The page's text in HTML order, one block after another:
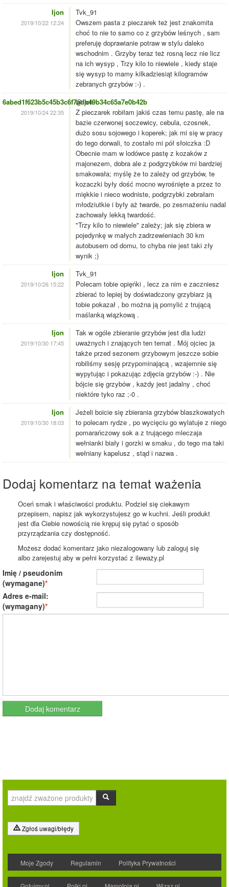
Ijon
2019/10/22 12:24
Tvk_91
Owszem pasta z pieczarek też jest znakomita
choć to nie to samo co z grzybów leśnych , sam
preferuję doprawianie potraw w stylu daleko
wschodnim . Grzyby teraz też rosną lecz nie licz
na ich wysyp , Trzy kilo to niewiele , kiedy staje
się wysyp to mamy kilkadziesiąt kilogramów
zebranych grzybów :-) .
6abed1f623b5c45b3c6f7adb49b34c65a7e0b42b
2019/10/24 22:35
@Ijon
Z pieczarek robiłam jakiś czas temu pastę, ale na
bazie czerwonej soczewicy, cebula, czosnek,
dużo sosu sojowego i koperek; jak mi się w pracy
do tego dorwali, to zostało mi pół słoiczka :D
Obecnie mam w lodówce pastę z kozaków z
majonezem, dobra ale z podgrzybków mi bardziej
smakowała; myślę że to zależy od grzybów, te
kozaczki były dość mocno wyrośnięte a przez to
miękkie i nieco wodniste, podgrzybki zebrałam
młodziutkie i były aż twarde, po zesmażeniu nadal
zachowały lekką twardość.
"Trzy kilo to niewiele" zależy; jak się zbiera w
pojedynkę w małych zadrzewieniach 30 km
autobusem od domu, to chyba nie jest taki zły
wynik ;)
Ijon
2019/10/26 15:22
Tvk_91
Polecam tobie opięńki , lecz za nim e zaczniesz
zbierać to lepiej by doświadczony grzybiarz ją
tobie pokazał , bo można ją pomylić z trującą
maślanką wiązkową .
Ijon
2019/10/30 17:45
Tak w ogóle zbieranie grzybów jest dla ludzi
uważnych i znających ten temat . Mój ojciec ja
także przed sezonem grzybowym jeszcze sobie
robiliśmy sesję przypominającą , wzajemnie się
wypytując i pokazując zdjęcia grzybów :-) . Nie
bójcie się grzybów , każdy jest jadalny , choć
niektóre tyko raz ;-0 .
Ijon
2019/10/30 18:03
Jeżeli boicie się zbierania grzybów blaszkowatych
to polecam rydze , po wycięciu go wylatuje z niego
pomarańczowy sok a z trującego mleczaja
wełnianki biały i gorzki w smaku , do tego ma taki
wełniany kapelusz , stąd i nazwa .
Dodaj komentarz na temat ważenia
Oceń smak i właściwości produktu. Podziel się ciekawym
przepisem, napisz jak wykorzystujesz go w kuchni. Jeśli produkt
jest dla Ciebie nowością nie krępuj się pytać o sposób
przyrządzania czy dostępność.
Możesz dodać komentarz jako niezalogowany lub zaloguj się
albo zarejestuj aby w pełni korzystać z ileważy.pl
Imię / pseudonim
(wymagane)
Adres e-mail:
(wymagany)
Zgłoś uwagi/błędy
Moje Zgody Regulamin Polityka Prywatności